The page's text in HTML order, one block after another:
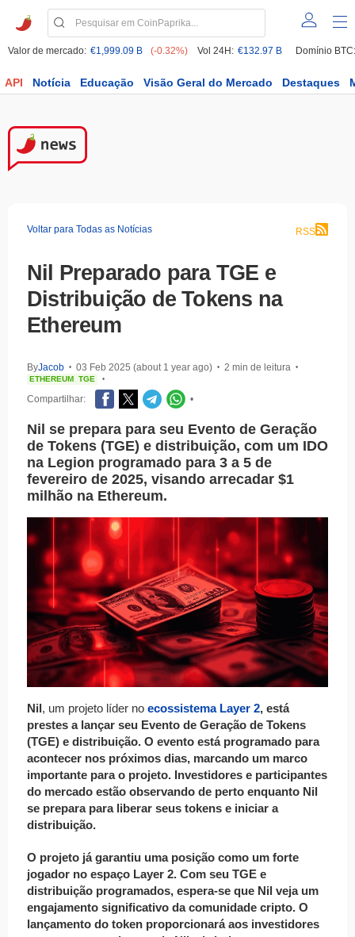
Valor de mercado: €1,999.09 B (-0.32%) Vol 24H: €132.97 B Domínio BTC:
API Notícia Educação Visão Geral do Mercado Destaques
Voltar para Todas as Notícias RSS
Nil Preparado para TGE e
Distribuição de Tokens na
Ethereum
ByJacob • 03 Feb 2025 (about 1 year ago) • 2 min de leitura •
ETHEREUM TGE •
Compartilhar: •
Nil se prepara para seu Evento de Geração
de Tokens (TGE) e distribuição, com um IDO
na Legion programado para 3 a 5 de
fevereiro de 2025, visando arrecadar $1
milhão na Ethereum.
Nil, um projeto líder no ecossistema Layer 2, está
prestes a lançar seu Evento de Geração de Tokens
(TGE) e distribuição. O evento está programado para
acontecer nos próximos dias, marcando um marco
importante para o projeto. Investidores e participantes
do mercado estão observando de perto enquanto Nil
se prepara para liberar seus tokens e iniciar a
distribuição.
O projeto já garantiu uma posição como um forte
jogador no espaço Layer 2. Com seu TGE e
distribuição programados, espera-se que Nil veja um
engajamento significativo da comunidade cripto. O
lançamento do token proporcionará aos investidores